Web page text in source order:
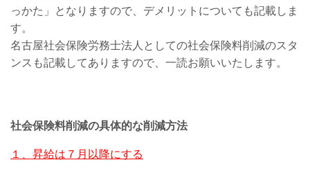
っかた」となりますので、デメリットについても記載しま
す。
名古屋社会保険労務士法人としての社会保険料削減のスタ
ンスも記載してありますので、一読お願いいたします。
社会保険料削減の具体的な削減方法
１、昇給は７月以降にする